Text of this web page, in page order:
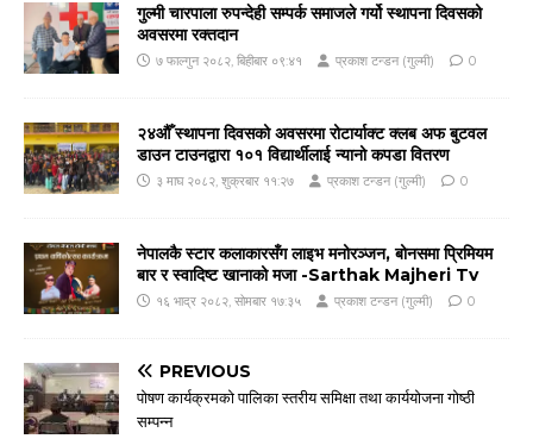
गुल्मी चारपाला रुपन्देही सम्पर्क समाजले गर्यो स्थापना दिवसको
अवसरमा रक्तदान
७ फाल्गुन २०८२, बिहीबार ०९:४१ प्रकाश टन्डन (गुल्मी) 0
२४औँ स्थापना दिवसको अवसरमा रोटार्याक्ट क्लब अफ बुटवल
डाउन टाउनद्वारा १०१ विद्यार्थीलाई न्यानो कपडा वितरण
३ माघ २०८२, शुक्रबार ११:२७ प्रकाश टन्डन (गुल्मी) 0
नेपालकै स्टार कलाकारसँग लाइभ मनोरञ्जन, बोनसमा प्रिमियम
बार र स्वादिष्ट खानाको मजा -Sarthak Majheri Tv
१६ भाद्र २०८२, सोमबार १७:३५ प्रकाश टन्डन (गुल्मी) 0
PREVIOUS
पोषण कार्यक्रमको पालिका स्तरीय समिक्षा तथा कार्ययोजना गोष्ठी
सम्पन्न